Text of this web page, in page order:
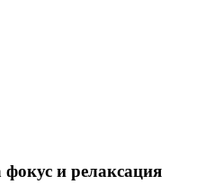
фокус и релаксация